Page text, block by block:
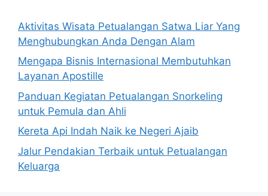
Aktivitas Wisata Petualangan Satwa Liar Yang
Menghubungkan Anda Dengan Alam
Mengapa Bisnis Internasional Membutuhkan
Layanan Apostille
Panduan Kegiatan Petualangan Snorkeling
untuk Pemula dan Ahli
Kereta Api Indah Naik ke Negeri Ajaib
Jalur Pendakian Terbaik untuk Petualangan
Keluarga